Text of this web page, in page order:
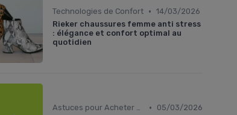
Technologies de Confort • 14/03/2026
Rieker chaussures femme anti stress
: élégance et confort optimal au
quotidien
Astuces pour Acheter en Ligne •
05/03/2026